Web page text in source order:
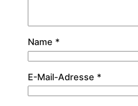
Name *
E-Mail-Adresse *